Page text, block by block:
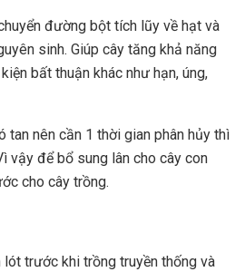
đường bột tích lũy về hạt và
sinh. Giúp cây tăng khả năng
bất thuận khác như hạn, úng,
tan nên cần 1 thời gian phân hủy thì
vậy để bổ sung lân cho cây con
cho cây trồng.
trước khi trồng truyền thống và